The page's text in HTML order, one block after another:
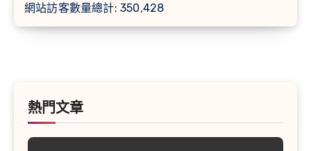
網站訪客數量總計: 350,428
熱門文章